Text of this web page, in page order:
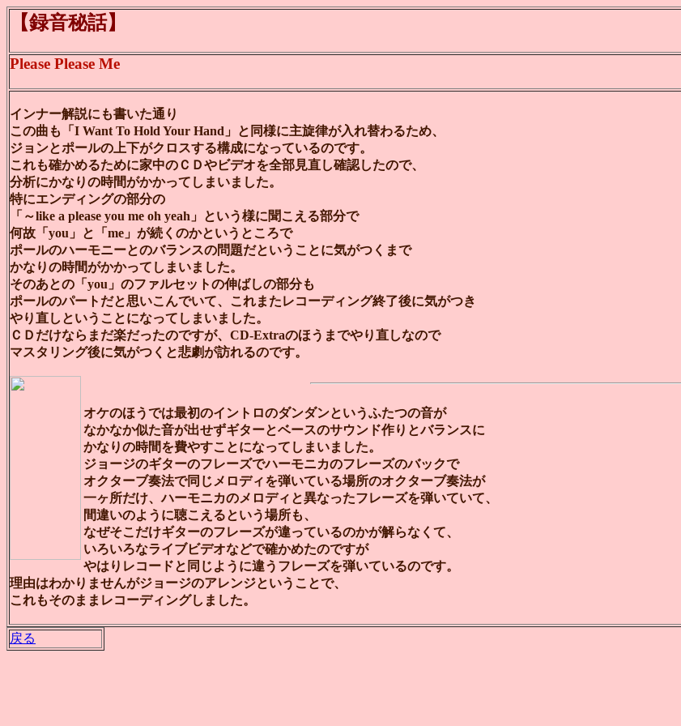
【録音秘話】
Please Please Me
インナー解説にも書いた通り
この曲も「I Want To Hold Your Hand」と同様に主旋律が入れ替わるため、
ジョンとポールの上下がクロスする構成になっているのです。
これも確かめるために家中のＣＤやビデオを全部見直し確認したので、
分析にかなりの時間がかかってしまいました。
特にエンディングの部分の
「～like a please you me oh yeah」という様に聞こえる部分で
何故「you」と「me」が続くのかというところで
ポールのハーモニーとのバランスの問題だということに気がつくまで
かなりの時間がかかってしまいました。
そのあとの「you」のファルセットの伸ばしの部分も
ポールのパートだと思いこんでいて、これまたレコーディング終了後に気がつき
やり直しということになってしまいました。
ＣＤだけならまだ楽だったのですが、CD-Extraのほうまでやり直しなので
マスタリング後に気がつくと悲劇が訪れるのです。
オケのほうでは最初のイントロのダンダンというふたつの音が
なかなか似た音が出せずギターとベースのサウンド作りとバランスに
かなりの時間を費やすことになってしまいました。
ジョージのギターのフレーズでハーモニカのフレーズのバックで
オクターブ奏法で同じメロディを弾いている場所のオクターブ奏法が
一ヶ所だけ、ハーモニカのメロディと異なったフレーズを弾いていて、
間違いのように聴こえるという場所も、
なぜそこだけギターのフレーズが違っているのかが解らなくて、
いろいろなライブビデオなどで確かめたのですが
やはりレコードと同じように違うフレーズを弾いているのです。
理由はわかりませんがジョージのアレンジということで、
これもそのままレコーディングしました。
戻る